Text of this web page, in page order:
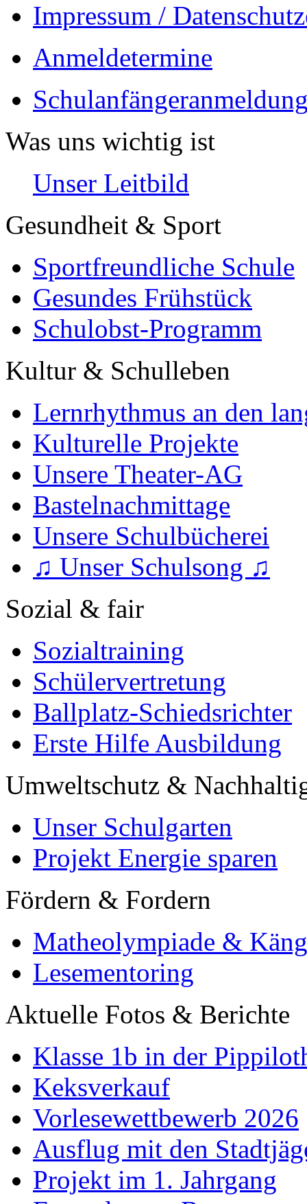
Impressum /
Anmeldetermine
Was uns wichtig ist
Unser Leitbild
Gesundheit & Sport
Sportfreundliche Schule
Gesundes Frühstück
Schulobst-Programm
Kultur & Schulleben
Lernrhythmus an den
Kulturelle Projekte
Unsere Theater-AG
Bastelnachmittage
Unsere Schulbücherei
♫ Unser Schulsong ♫
Sozial & fair
Sozialtraining
Schülervertretung
Ballplatz-Schiedsrichter
Erste Hilfe Ausbildung
Umweltschutz &
Unser Schulgarten
Projekt Energie sparen
Fördern & Fordern
Matheolympiade &
Lesementoring
Aktuelle Fotos & Berichte
Klasse 1b in der
Keksverkauf
Vorlesewettbewerb 2026
Ausflug mit den
Projekt im 1. Jahrgang